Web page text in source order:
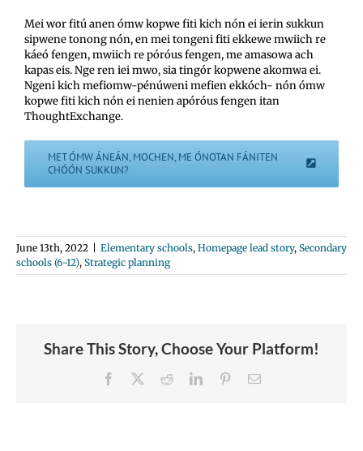
Mei wor fitú anen ómw kopwe fiti kich nón ei ierin sukkun
sipwene tonong nón, en mei tongeni fiti ekkewe mwiich re
káeó fengen, mwiich re póróus fengen, me amasowa ach
kapas eis. Nge ren iei mwo, sia tingór kopwene akomwa ei.
Ngeni kich mefiomw-pénúweni mefien ekkóch- nón ómw
kopwe fiti kich nón ei nenien apóróus fengen itan
ThoughtExchange.
MET ÓMW ÁNEÁN, MOCHEN, ME ÓNOTAN FÁNITEN
CHÓÓN SUKKUN?
June 13th, 2022 Elementary schools, Homepage lead story, Secondary
schools (6-12), Strategic planning
Share This Story, Choose Your Platform!
Facebook RedditLinkedInPinterestEmail